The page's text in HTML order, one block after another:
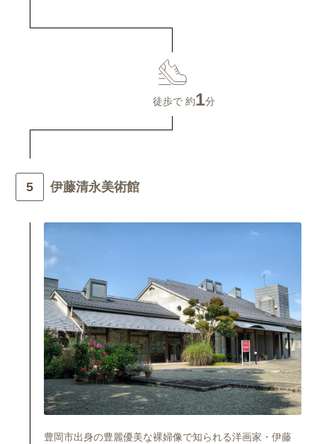
徒歩で 約1分
伊藤清永美術館
豊岡市出身の豊麗優美な裸婦像で知られる洋画家・伊藤